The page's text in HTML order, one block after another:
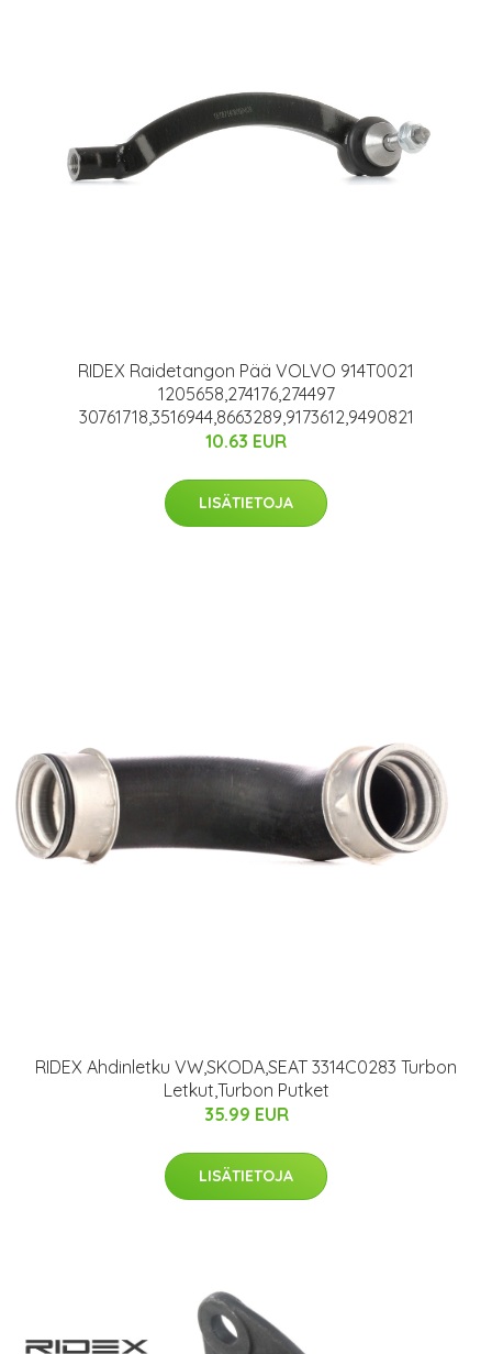
RIDEX Raidetangon Pää VOLVO 914T0021
1205658,274176,274497
30761718,3516944,8663289,9173612,9490821
10.63 EUR
LISÄTIETOJA
RIDEX Ahdinletku VW,SKODA,SEAT 3314C0283 Turbon
Letkut,Turbon Putket
35.99 EUR
LISÄTIETOJA